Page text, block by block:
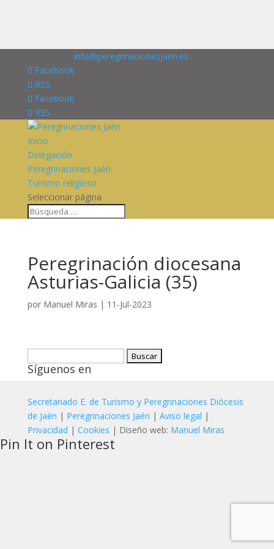
info@peregrinacionesjaen.es
Facebook
RSS
Facebook
RSS
Inicio
Delegación
Peregrinaciones Jaén
Turismo religioso
Seleccionar página
Peregrinación diocesana
Asturias-Galicia (35)
por Manuel Miras | 11-Jul-2023
Síguenos en
Secretariado E. de Turismo y Peregrinaciones Diócesis
de Jaén | Peregrinaciones Jaén | Aviso legal |
Privacidad | Cookies | Diseño web: Manuel Miras
Pin It on Pinterest